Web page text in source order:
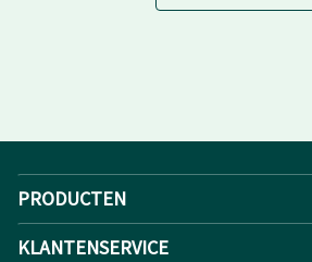
PRODUCTEN
KLANTENSERVICE